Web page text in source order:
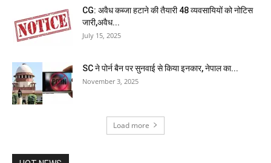
CG: अवैध कब्जा हटाने की तैयारी 48 व्यवसायियों को नोटिस
जारी,अवैध...
July 15, 2025
SC ने पोर्न बैन पर सुनवाई से किया इनकार, नेपाल का...
November 3, 2025
Load more